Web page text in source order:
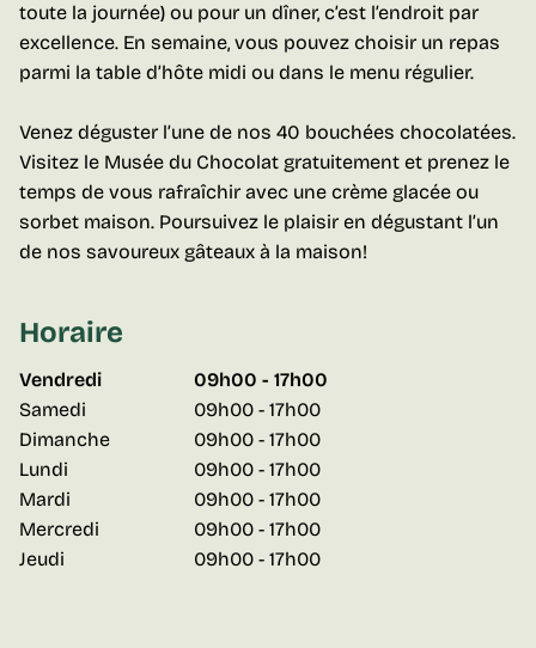
toute la journée) ou pour un dîner, c’est l’endroit par
excellence. En semaine, vous pouvez choisir un repas
parmi la table d’hôte midi ou dans le menu régulier.
Venez déguster l’une de nos 40 bouchées chocolatées.
Visitez le Musée du Chocolat gratuitement et prenez le
temps de vous rafraîchir avec une crème glacée ou
sorbet maison. Poursuivez le plaisir en dégustant l’un
de nos savoureux gâteaux à la maison!
Horaire
Vendredi
09h00 - 17h00
Samedi
09h00 - 17h00
Dimanche
09h00 - 17h00
Lundi
09h00 - 17h00
Mardi
09h00 - 17h00
Mercredi
09h00 - 17h00
Jeudi
09h00 - 17h00